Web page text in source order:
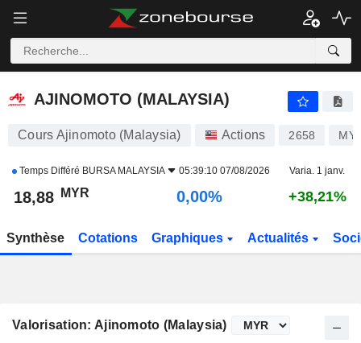
AJINOMOTO (MALAYSIA)
AJINOMOTO (MALAYSIA)
Cours Ajinomoto (Malaysia) Actions 2658
Temps Différé BURSA MALAYSIA 05:39:10 07/08/2026 Varia. 1 janv.
18,88 MYR 0,00% +38,21%
Synthèse Cotations Graphiques Actualités
Valorisation: Ajinomoto (Malaysia)